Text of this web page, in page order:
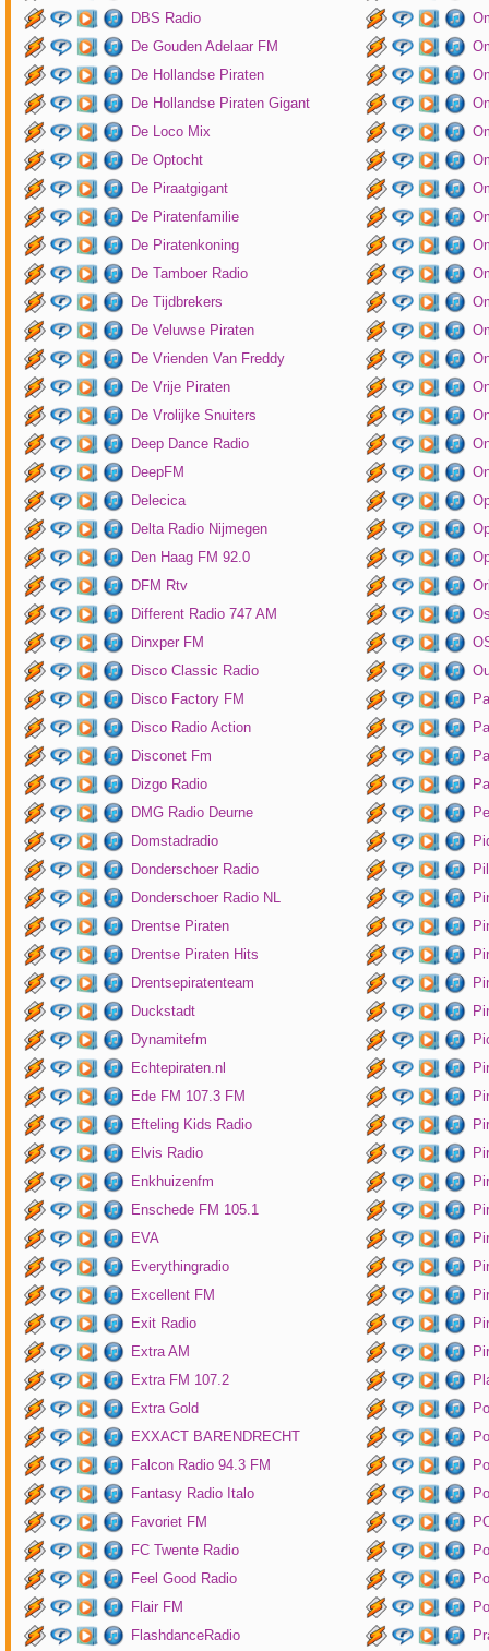
DBS Radio
De Gouden Adelaar FM
De Hollandse Piraten
De Hollandse Piraten Gigant
De Loco Mix
De Optocht
De Piraatgigant
De Piratenfamilie
De Piratenkoning
De Tamboer Radio
De Tijdbrekers
De Veluwse Piraten
De Vrienden Van Freddy
De Vrije Piraten
De Vrolijke Snuiters
Deep Dance Radio
DeepFM
Delecica
Delta Radio Nijmegen
Den Haag FM 92.0
DFM Rtv
Different Radio 747 AM
Dinxper FM
Disco Classic Radio
Disco Factory FM
Disco Radio Action
Disconet Fm
Dizgo Radio
DMG Radio Deurne
Domstadradio
Donderschoer Radio
Donderschoer Radio NL
Drentse Piraten
Drentse Piraten Hits
Drentsepiratenteam
Duckstadt
Dynamitefm
Echtepiraten.nl
Ede FM 107.3 FM
Efteling Kids Radio
Elvis Radio
Enkhuizenfm
Enschede FM 105.1
EVA
Everythingradio
Excellent FM
Exit Radio
Extra AM
Extra FM 107.2
Extra Gold
EXXACT BARENDRECHT
Falcon Radio 94.3 FM
Fantasy Radio Italo
Favoriet FM
FC Twente Radio
Feel Good Radio
Flair FM
FlashdanceRadio